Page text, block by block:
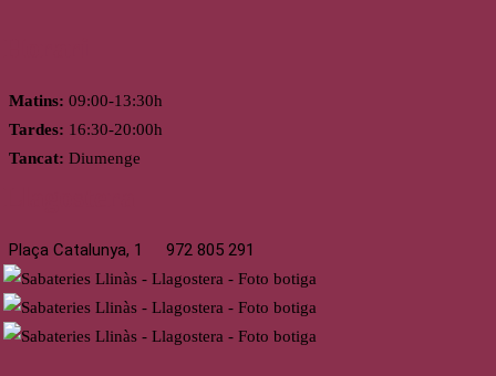
Matins: 09:00-13:30h
Tardes: 16:30-20:00h
Tancat: Diumenge
Plaça Catalunya, 1 972 805 291